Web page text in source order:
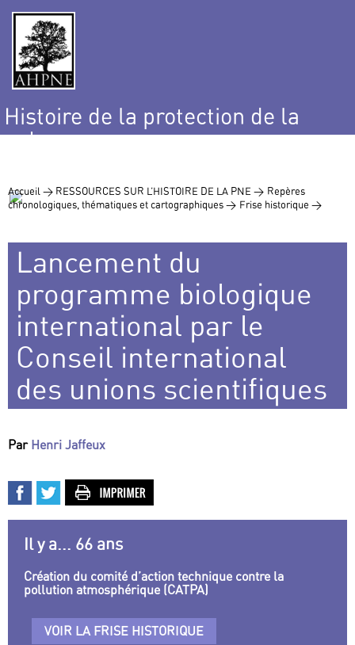
Histoire de la protection de la
nature
Accueil > RESSOURCES SUR L’HISTOIRE DE LA PNE > Repères
chronologiques, thématiques et cartographiques > Frise historique >
Lancement du
programme biologique
international par le
Conseil international
des unions scientifiques
Par Henri Jaffeux
Il y a... 66 ans
Création du comité d’action technique contre la
pollution atmosphérique (CATPA)
VOIR LA FRISE HISTORIQUE